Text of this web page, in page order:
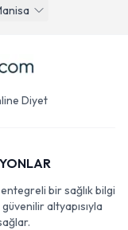
Diyet
bir sağlık bilgi
altyapısıyla